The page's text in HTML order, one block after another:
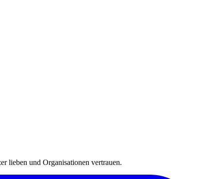
lieben und Organisationen vertrauen.